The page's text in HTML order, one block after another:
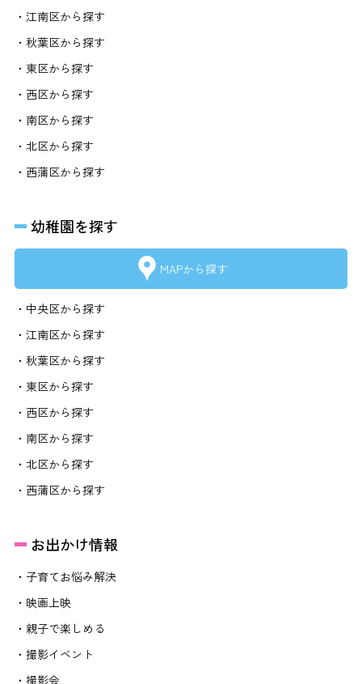
・江南区から探す
・秋葉区から探す
・東区から探す
・西区から探す
・南区から探す
・北区から探す
・西蒲区から探す
幼稚園を探す
MAPから探す
・中央区から探す
・江南区から探す
・秋葉区から探す
・東区から探す
・西区から探す
・南区から探す
・北区から探す
・西蒲区から探す
お出かけ情報
・子育てお悩み解決
・映画上映
・親子で楽しめる
・撮影イベント
・撮影会